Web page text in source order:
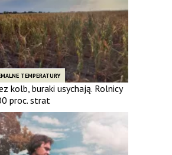
TEMPERATURY
kolb, buraki usychają. Rolnicy
proc. strat